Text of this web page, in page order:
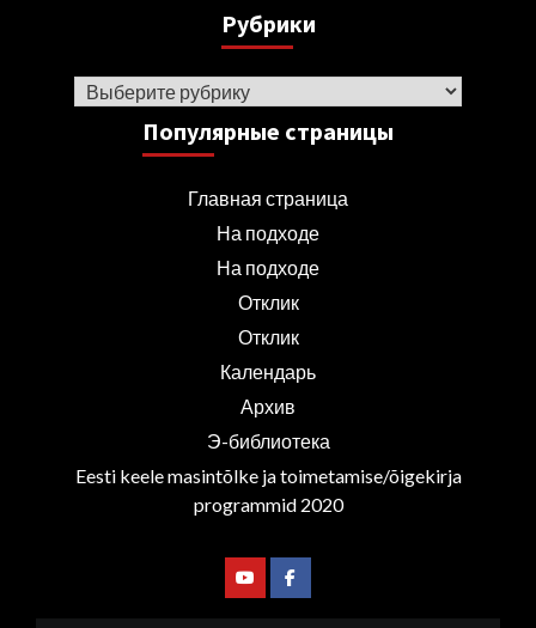
Рубрики
Рубрики
Популярные страницы
Главная страница
На подходе
На подходе
Отклик
Отклик
Календарь
Архив
Э-библиотека
Eesti keele masintõlke ja toimetamise/õigekirja
programmid 2020
YoutubeFacebook